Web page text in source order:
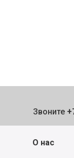
Звоните
О нас